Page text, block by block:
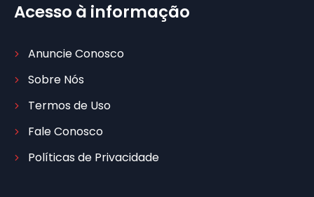
Acesso à informação
Anuncie Conosco
Sobre Nós
Termos de Uso
Fale Conosco
Políticas de Privacidade